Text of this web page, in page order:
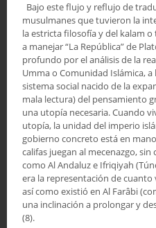
Bajo este flujo y reflujo de
musulmanes que tuvieron la
la estricta filosofía y del kalam
a manejar “La República” de
profundo por el análisis de la
Umma o Comunidad Islámica,
sistema social nacido de la
mala lectura) del pensamiento
una utopía necesaria. Cuando
utopía, la unidad del imperio
gobierno concreto está en
califas juegan al mecenazgo,
como Al Andaluz e Ifriqiyah
era la representación de cuanto
así como existió en Al Farâbi
una inclinación a prolongar y
(8).